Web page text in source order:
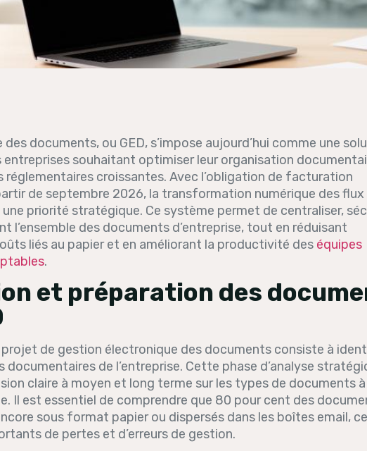
documents, ou GED, s’impose aujourd’hui comme une
entreprises souhaitant optimiser leur organisation
réglementaires croissantes. Avec l’obligation de facturation
de septembre 2026, la transformation numérique des flux
priorité stratégique. Ce système permet de centraliser,
l’ensemble des documents d’entreprise, tout en réduisant
liés au papier et en améliorant la productivité des équipes
.
et préparation des
projet de gestion électronique des documents consiste à
documentaires de l’entreprise. Cette phase d’analyse
claire à moyen et long terme sur les types de documents à
Il est essentiel de comprendre que 80 pour cent des
sous format papier ou dispersés dans les boîtes email,
de pertes et d’erreurs de gestion.